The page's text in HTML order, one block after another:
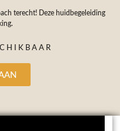
terecht! Deze huidbegeleiding